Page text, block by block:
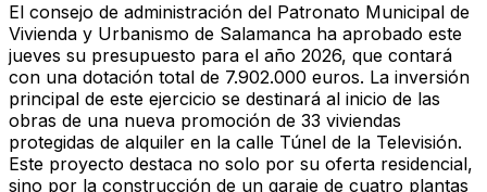
El consejo de administración del Patronato Municipal de
Vivienda y Urbanismo de Salamanca ha aprobado este
jueves su presupuesto para el año 2026, que contará
con una dotación total de 7.902.000 euros. La inversión
principal de este ejercicio se destinará al inicio de las
obras de una nueva promoción de 33 viviendas
protegidas de alquiler en la calle Túnel de la Televisión.
Este proyecto destaca no solo por su oferta residencial,
sino por la construcción de un garaje de cuatro plantas